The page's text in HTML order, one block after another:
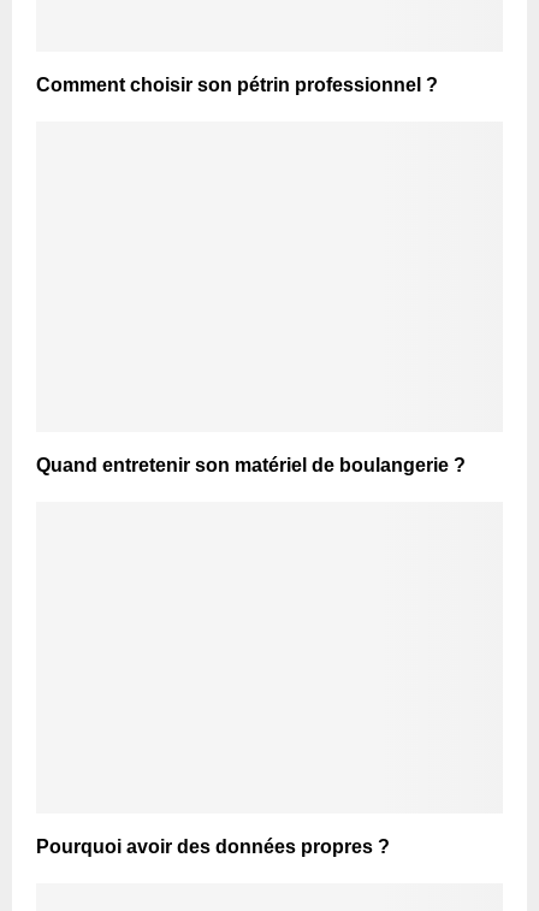
Comment choisir son pétrin professionnel ?
Quand entretenir son matériel de boulangerie ?
Pourquoi avoir des données propres ?